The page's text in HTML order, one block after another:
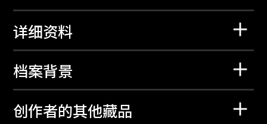
详细资料
档案背景
创作者的其他藏品